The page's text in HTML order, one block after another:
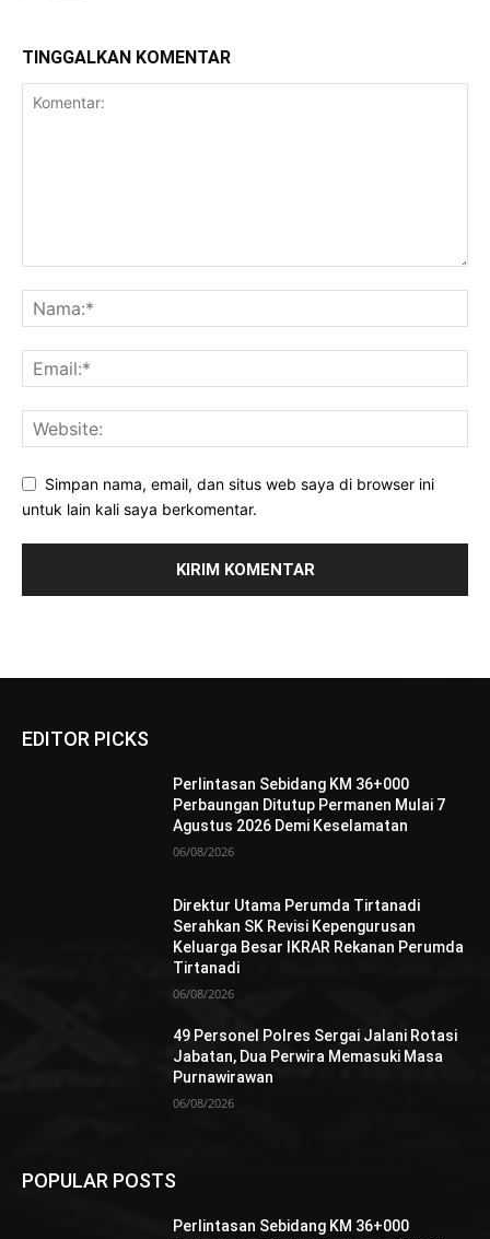
TINGGALKAN KOMENTAR
Simpan nama, email, dan situs web saya di browser ini
untuk lain kali saya berkomentar.
EDITOR PICKS
Perlintasan Sebidang KM 36+000
Perbaungan Ditutup Permanen Mulai 7
Agustus 2026 Demi Keselamatan
06/08/2026
Direktur Utama Perumda Tirtanadi
Serahkan SK Revisi Kepengurusan
Keluarga Besar IKRAR Rekanan Perumda
Tirtanadi
06/08/2026
49 Personel Polres Sergai Jalani Rotasi
Jabatan, Dua Perwira Memasuki Masa
Purnawirawan
06/08/2026
POPULAR POSTS
Perlintasan Sebidang KM 36+000